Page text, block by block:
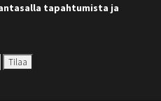
tapahtumista ja